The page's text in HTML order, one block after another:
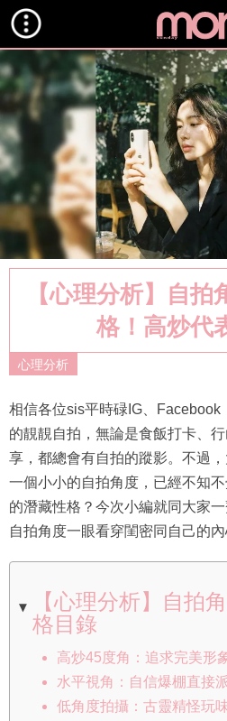
【心理分析】自
格！高炒代
心理分析
相信各位sis平時碌IG、Facebook
的靚靚自拍，無論是食飯打卡、
享，都總會有自拍的蹤影。不過
一個小小的自拍角度，已經不知
的潛藏性格？今次小編就同大家
自拍角度一眼看穿閨密同自己的內
【心理分析】自拍
格目錄
高炒45度角：追求完美形
水平視角：自信爆棚直接派
低角度拍攝：古靈精怪玩